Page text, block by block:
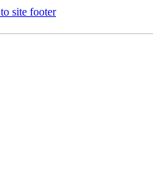
site footer